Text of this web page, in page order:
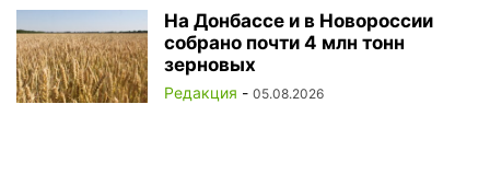
На Донбассе и в Новороссии
собрано почти 4 млн тонн
зерновых
Редакция - 05.08.2026